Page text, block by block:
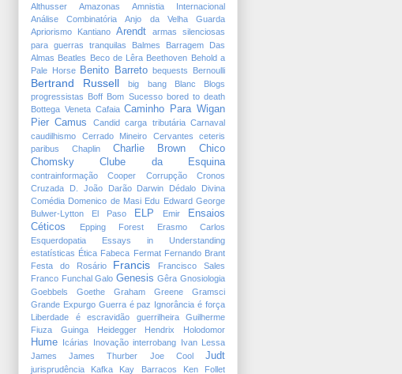
Althusser
Amazonas
Amnistia Internacional
Análise Combinatória
Anjo da Velha Guarda
Apriorismo Kantiano Arendt
armas silenciosas
para guerras tranquilas
Balmes
Barragem Das
Almas Beatles Beco de Lêra Beethoven Behold a
Pale Horse
Benito Barreto bequests Bernoulli
Bertrand Russell big bang Blanc
Blogs
progressistas Boff Bom Sucesso bored to death
Bottega Veneta Cafaia Caminho Para Wigan
Pier Camus Candid carga tributária Carnaval
caudilhismo
Cerrado Mineiro Cervantes
ceteris
paribus
Chaplin Charlie Brown
Chico
Chomsky
Clube da Esquina
contrainformação Cooper Corrupção
Cronos
Cruzada
D. João Darão Darwin Dédalo
Divina
Comédia Domenico de Masi Edu Edward George
Bulwer-Lytton
El Paso ELP Emir
Ensaios
Céticos
Epping Forest
Erasmo Carlos
Esquerdopatia
Essays in Understanding
estatísticas Ética Fabeca Fermat Fernando Brant
Festa do Rosário
Francis
Francisco Sales
Franco Funchal Galo Genesis Gêra Gnosiologia
Goebbels
Goethe Graham Greene
Gramsci
Grande Expurgo Guerra é paz Ignorância é força
Liberdade é escravidão
guerrilheira
Guilherme
Fiuza
Guinga Heidegger Hendrix Holodomor
Hume Icárias Inovação interrobang Ivan Lessa
James
James Thurber Joe Cool Judt
jurisprudência Kafka Kay Barracos Ken Follet